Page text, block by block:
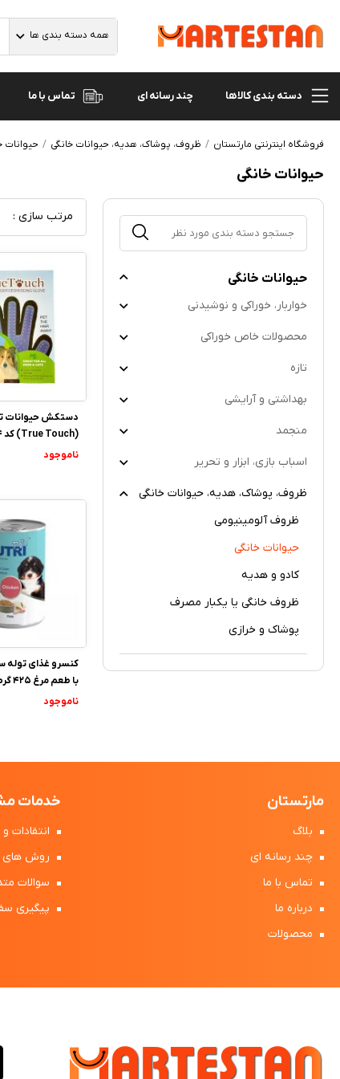
همه دسته بندی ها
دسته بندی کالاها چند رسانه ای تماس با ما
فروشگاه اینترنتی مارتستان ظروف، پوشاک، هدیه، حیوانات خانگی حیوانات
حیوانات خانگی
حیوانات خانگی
خواربار، خوراکی و نوشیدنی
محصولات خاص خوراکی
تازه
بهداشتی و آرایشی
منجمد
اسباب بازی، ابزار و تحریر
ظروف، پوشاک، هدیه، حیوانات خانگی
ظروف آلومینیومی
حیوانات خانگی
کادو و هدیه
ظروف خانگی یا یکبار مصرف
پوشاک و خرازی
مرتب سازی :
دستکش حیوانات
(True Touch) کد 894
ناموجود
کنسرو غذای توله
با طعم مرغ 425 گرم
ناموجود
مارتستان
بلاگ
چند رسانه ای
تماس با ما
درباره ما
محصولات
خدمات
انتقادات
روش های
سوالات
پیگیری